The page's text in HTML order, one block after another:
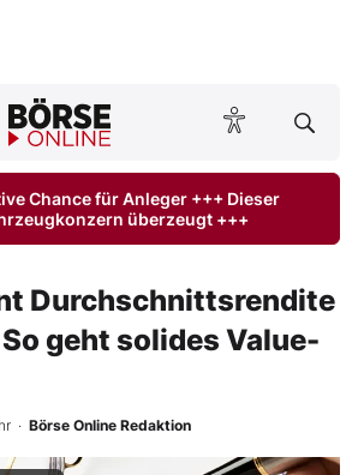
Ausgabe BÖRSE ONLINE lesen
Chance für Anleger +++ Dieser
überzeugt +++
Durchschnittsrendite
geht solides Value-
· Börse Online Redaktion